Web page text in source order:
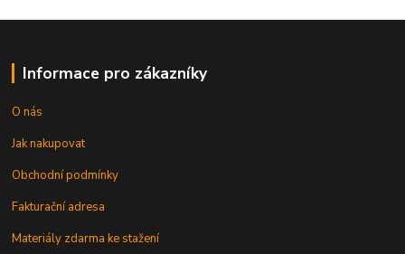
Informace pro zákazníky
O nás
Jak nakupovat
Obchodní podmínky
Fakturační adresa
Materiály zdarma ke stažení